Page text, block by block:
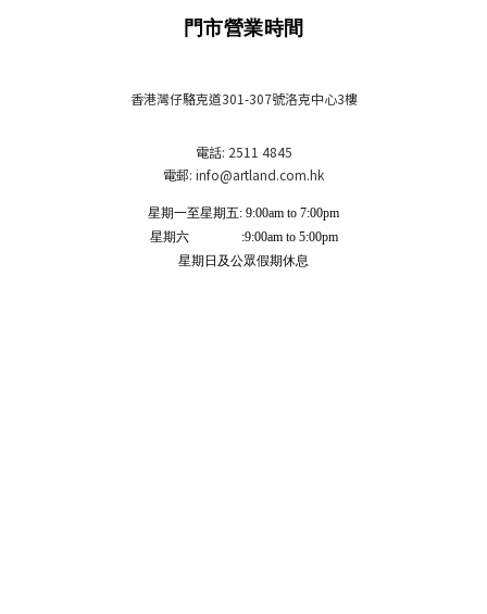
門市營業時間
香港灣仔駱克道301-307號洛克中心3樓
電話: 2511 4845
電郵: info@artland.com.hk
星期一至星期五: 9:00am to 7:00pm
星期六 :9:00am to 5:00pm
星期日及公眾假期休息